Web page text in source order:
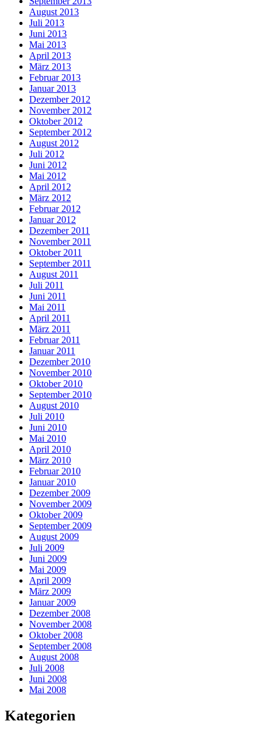
August 2013
Juli 2013
Juni 2013
Mai 2013
April 2013
März 2013
Februar 2013
Januar 2013
Dezember 2012
November 2012
Oktober 2012
September 2012
August 2012
Juli 2012
Juni 2012
Mai 2012
April 2012
März 2012
Februar 2012
Januar 2012
Dezember 2011
November 2011
Oktober 2011
September 2011
August 2011
Juli 2011
Juni 2011
Mai 2011
April 2011
März 2011
Februar 2011
Januar 2011
Dezember 2010
November 2010
Oktober 2010
September 2010
August 2010
Juli 2010
Juni 2010
Mai 2010
April 2010
März 2010
Februar 2010
Januar 2010
Dezember 2009
November 2009
Oktober 2009
September 2009
August 2009
Juli 2009
Juni 2009
Mai 2009
April 2009
März 2009
Januar 2009
Dezember 2008
November 2008
Oktober 2008
September 2008
August 2008
Juli 2008
Juni 2008
Mai 2008
Kategorien